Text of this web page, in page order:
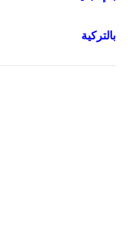
بالتركية